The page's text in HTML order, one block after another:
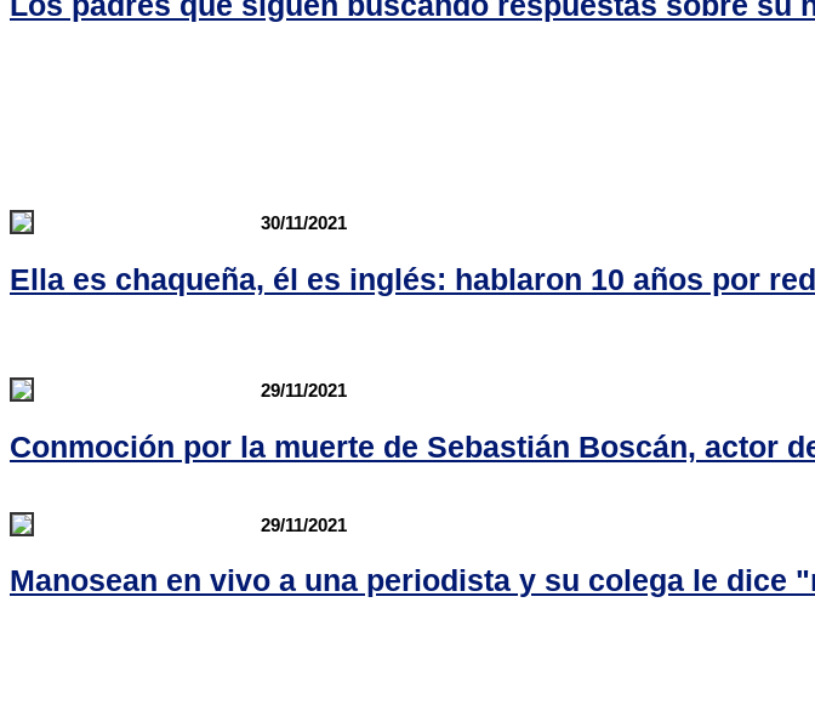
30/11/2021
Ella es chaqueña, él es inglés: hablaron 10 años por
29/11/2021
Conmoción por la muerte de Sebastián Boscán, actor
29/11/2021
Manosean en vivo a una periodista y su colega le dice